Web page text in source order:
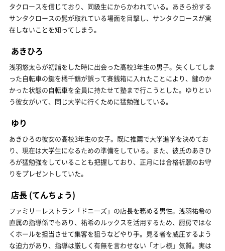
タクロースを信じており、同級生にからかわれている。あきら扮する
サンタクロースの髭が取れている場面を目撃し、サンタクロースが実
在しないことを知ってしまう。
あきひろ
浅羽悠太らが初詣をした時に出会った高校3年生の男子。失くしてしま
った自転車の鍵を橘千鶴が誤って賽銭箱に入れたことにより、鍵のか
かった状態の自転車を全員に持たせて塾まで行こうとした。ゆりとい
う彼女がいて、同じ大学に行くために猛勉強している。
ゆり
あきひろの彼女の高校3年生の女子。既に推薦で大学進学を決めてお
り、現在は大学生になるための準備をしている。また、彼氏のあきひ
ろが猛勉強をしていることも把握しており、正月には合格祈願のお守
りをプレゼントしていた。
店長 (てんちょう)
ファミリーレストラン「ドニーズ」の店長を務める男性。浅羽祐希の
直属の指導係でもあり、祐希のルックスを活用するため、厨房ではな
くホールを担当させて集客を狙うなどやり手。見る者を威圧するよう
な迫力があり、指導は厳しく有無を言わせない「オレ様」気質。実は